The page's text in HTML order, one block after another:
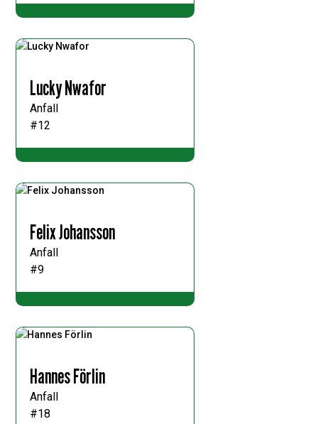
Lucky Nwafor
Anfall
#12
Felix Johansson
Anfall
#9
Hannes Förlin
Anfall
#18